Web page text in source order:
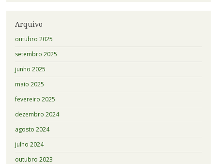
Arquivo
outubro 2025
setembro 2025
junho 2025
maio 2025
fevereiro 2025
dezembro 2024
agosto 2024
julho 2024
outubro 2023